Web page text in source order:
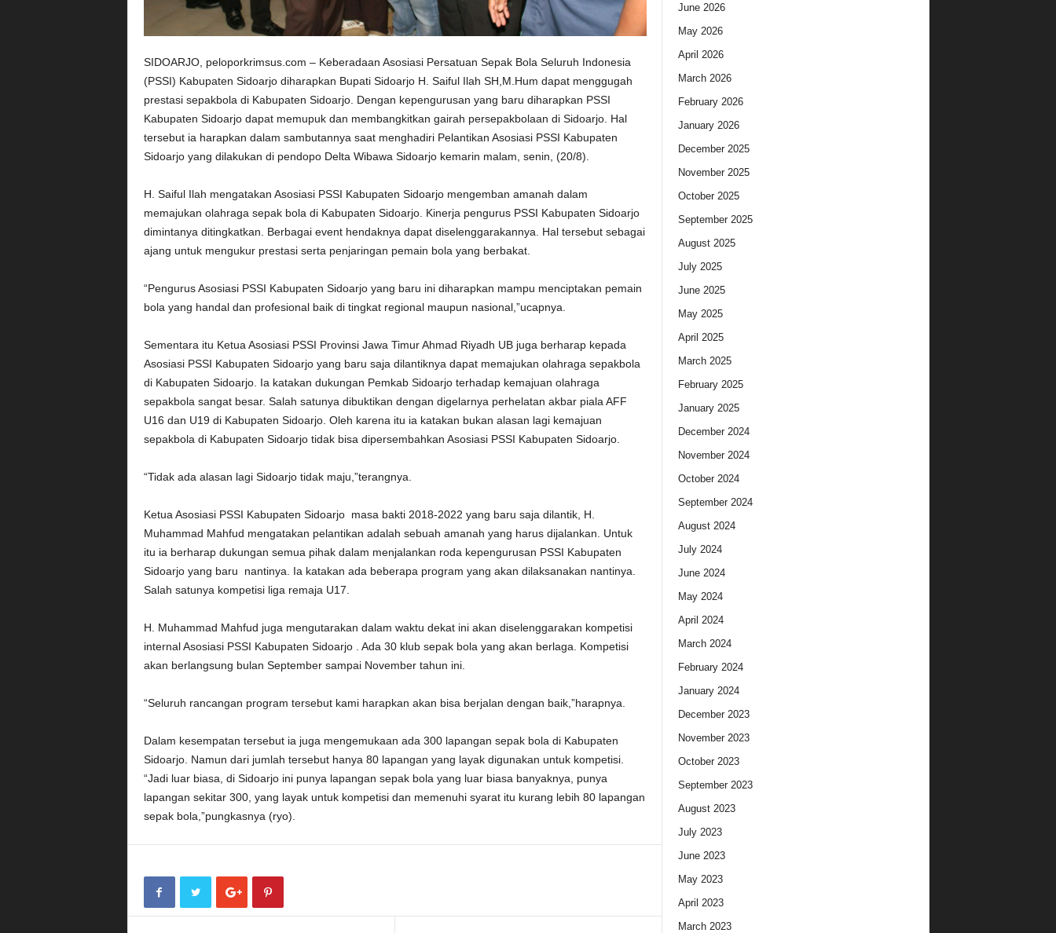
SIDOARJO, peloporkrimsus.com – Keberadaan Asosiasi Persatuan Sepak Bola Seluruh Indonesia
(PSSI) Kabupaten Sidoarjo diharapkan Bupati Sidoarjo H. Saiful Ilah SH,M.Hum dapat menggugah
prestasi sepakbola di Kabupaten Sidoarjo. Dengan kepengurusan yang baru diharapkan PSSI
Kabupaten Sidoarjo dapat memupuk dan membangkitkan gairah persepakbolaan di Sidoarjo. Hal
tersebut ia harapkan dalam sambutannya saat menghadiri Pelantikan Asosiasi PSSI Kabupaten
Sidoarjo yang dilakukan di pendopo Delta Wibawa Sidoarjo kemarin malam, senin, (20/8).
H. Saiful Ilah mengatakan Asosiasi PSSI Kabupaten Sidoarjo mengemban amanah dalam
memajukan olahraga sepak bola di Kabupaten Sidoarjo. Kinerja pengurus PSSI Kabupaten Sidoarjo
dimintanya ditingkatkan. Berbagai event hendaknya dapat diselenggarakannya. Hal tersebut sebagai
ajang untuk mengukur prestasi serta penjaringan pemain bola yang berbakat.
“Pengurus Asosiasi PSSI Kabupaten Sidoarjo yang baru ini diharapkan mampu menciptakan pemain
bola yang handal dan profesional baik di tingkat regional maupun nasional,”ucapnya.
Sementara itu Ketua Asosiasi PSSI Provinsi Jawa Timur Ahmad Riyadh UB juga berharap kepada
Asosiasi PSSI Kabupaten Sidoarjo yang baru saja dilantiknya dapat memajukan olahraga sepakbola
di Kabupaten Sidoarjo. Ia katakan dukungan Pemkab Sidoarjo terhadap kemajuan olahraga
sepakbola sangat besar. Salah satunya dibuktikan dengan digelarnya perhelatan akbar piala AFF
U16 dan U19 di Kabupaten Sidoarjo. Oleh karena itu ia katakan bukan alasan lagi kemajuan
sepakbola di Kabupaten Sidoarjo tidak bisa dipersembahkan Asosiasi PSSI Kabupaten Sidoarjo.
“Tidak ada alasan lagi Sidoarjo tidak maju,”terangnya.
Ketua Asosiasi PSSI Kabupaten Sidoarjo masa bakti 2018-2022 yang baru saja dilantik, H.
Muhammad Mahfud mengatakan pelantikan adalah sebuah amanah yang harus dijalankan. Untuk
itu ia berharap dukungan semua pihak dalam menjalankan roda kepengurusan PSSI Kabupaten
Sidoarjo yang baru nantinya. Ia katakan ada beberapa program yang akan dilaksanakan nantinya.
Salah satunya kompetisi liga remaja U17.
H. Muhammad Mahfud juga mengutarakan dalam waktu dekat ini akan diselenggarakan kompetisi
internal Asosiasi PSSI Kabupaten Sidoarjo . Ada 30 klub sepak bola yang akan berlaga. Kompetisi
akan berlangsung bulan September sampai November tahun ini.
“Seluruh rancangan program tersebut kami harapkan akan bisa berjalan dengan baik,”harapnya.
Dalam kesempatan tersebut ia juga mengemukaan ada 300 lapangan sepak bola di Kabupaten
Sidoarjo. Namun dari jumlah tersebut hanya 80 lapangan yang layak digunakan untuk kompetisi.
“Jadi luar biasa, di Sidoarjo ini punya lapangan sepak bola yang luar biasa banyaknya, punya
lapangan sekitar 300, yang layak untuk kompetisi dan memenuhi syarat itu kurang lebih 80 lapangan
sepak bola,”pungkasnya (ryo).
June 2026
May 2026
April 2026
March 2026
February 2026
January 2026
December 2025
November 2025
October 2025
September 2025
August 2025
July 2025
June 2025
May 2025
April 2025
March 2025
February 2025
January 2025
December 2024
November 2024
October 2024
September 2024
August 2024
July 2024
June 2024
May 2024
April 2024
March 2024
February 2024
January 2024
December 2023
November 2023
October 2023
September 2023
August 2023
July 2023
June 2023
May 2023
April 2023
March 2023